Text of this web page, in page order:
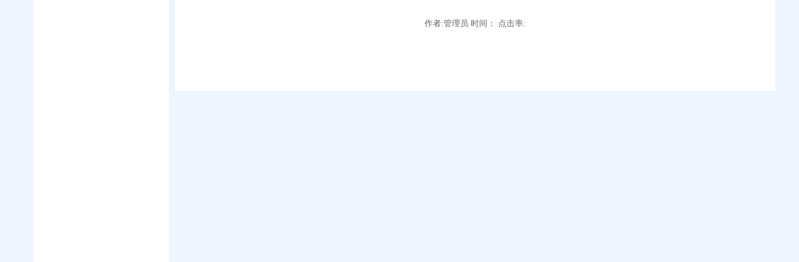
作者:管理员 时间： 点击率: